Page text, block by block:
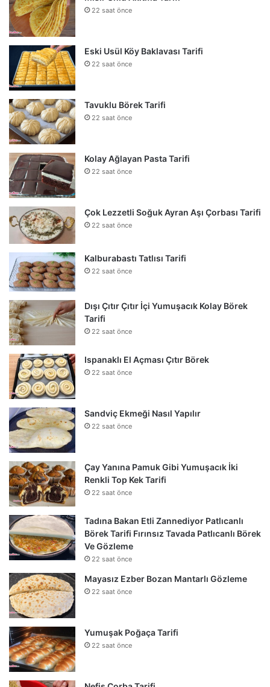
22 saat önce
Eski Usül Köy Baklavası Tarifi
22 saat önce
Tavuklu Börek Tarifi
22 saat önce
Kolay Ağlayan Pasta Tarifi
22 saat önce
Çok Lezzetli Soğuk Ayran Aşı Çorbası Tarifi
22 saat önce
Kalburabastı Tatlısı Tarifi
22 saat önce
Dışı Çıtır Çıtır İçi Yumuşacık Kolay Börek
Tarifi
22 saat önce
Ispanaklı El Açması Çıtır Börek
22 saat önce
Sandviç Ekmeği Nasıl Yapılır
22 saat önce
Çay Yanına Pamuk Gibi Yumuşacık İki
Renkli Top Kek Tarifi
22 saat önce
Tadına Bakan Etli Zannediyor Patlıcanlı
Börek Tarifi Fırınsız Tavada Patlıcanlı Börek
Ve Gözleme
22 saat önce
Mayasız Ezber Bozan Mantarlı Gözleme
22 saat önce
Yumuşak Poğaça Tarifi
22 saat önce